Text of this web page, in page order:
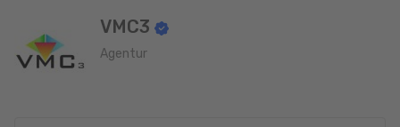
VMC3
Agentur